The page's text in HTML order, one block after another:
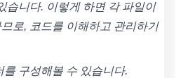
습니다. 이렇게 하면 각 파일이
로, 코드를 이해하고 관리하기
구성해볼 수 있습니다.